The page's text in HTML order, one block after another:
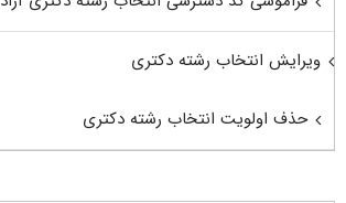
ویرایش انتخاب رشته دکتری
حذف اولویت انتخاب رشته دکتری